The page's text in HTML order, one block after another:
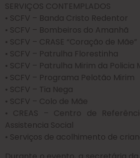
SERVIÇOS CONTEMPLADOS
• SCFV – Banda Cristo Redentor
• SCFV – Bombeiros do Amanhã
• SCFV – CRASE “Coração de Mãe”
• SCFV – Patrulha Florestinha
• SCFV – Patrulha Mirim da Policia
• SCFV – Programa Pelotão Mirim
• SCFV – Tia Nega
• SCFV – Colo de Mãe
• CREAS – Centro de
Assistencia Social
• Serviços de acolhimento de